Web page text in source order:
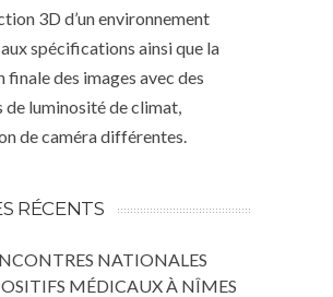
3D d’un environnement
spécifications ainsi que la
finale des images avec des
de luminosité de climat,
de caméra différentes.
RÉCENTS
NATIONALES
MÉDICAUX À NÎMES